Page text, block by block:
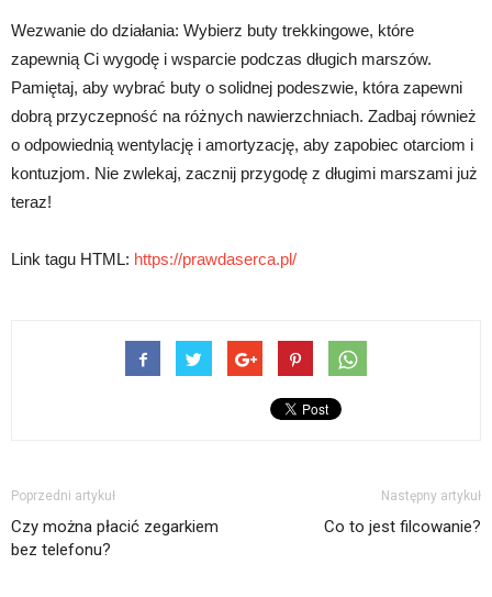
Wezwanie do działania: Wybierz buty trekkingowe, które
zapewnią Ci wygodę i wsparcie podczas długich marszów.
Pamiętaj, aby wybrać buty o solidnej podeszwie, która zapewni
dobrą przyczepność na różnych nawierzchniach. Zadbaj również
o odpowiednią wentylację i amortyzację, aby zapobiec otarciom i
kontuzjom. Nie zwlekaj, zacznij przygodę z długimi marszami już
teraz!
Link tagu HTML: https://prawdaserca.pl/
Poprzedni artykuł
Czy można płacić zegarkiem
bez telefonu?
Następny artykuł
Co to jest filcowanie?